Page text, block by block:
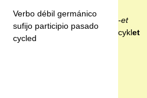
Verbo débil germánico
sufijo participio pasado
cycled
-et
cyklet